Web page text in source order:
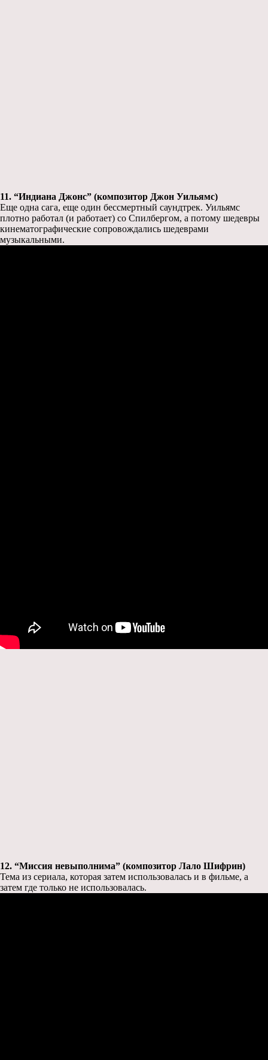
11. “Индиана Джонс” (композитор Джон Уильямс)
Еще одна сага, еще один бессмертный саундтрек. Уильямс
плотно работал (и работает) со Спилбергом, а потому шедевры
кинематографические сопровождались шедеврами
музыкальными.
12. “Миссия невыполнима” (композитор Лало Шифрин)
Тема из сериала, которая затем использовалась и в фильме, а
затем где только не использовалась.